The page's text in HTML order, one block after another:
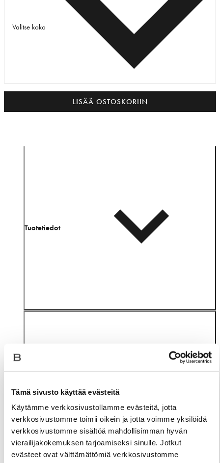
Tämä sivusto käyttää evästeitä
Käytämme verkkosivustollamme evästeitä, jotta
verkkosivustomme toimii oikein ja jotta voimme yksilöidä
verkkosivustomme sisältöä mahdollisimman hyvän
vierailijakokemuksen tarjoamiseksi sinulle. Jotkut
evästeet ovat välttämättömiä verkkosivustomme
Valitse koko
LISÄÄ OSTOSKORIIN
Tuotetiedot
Materiaali